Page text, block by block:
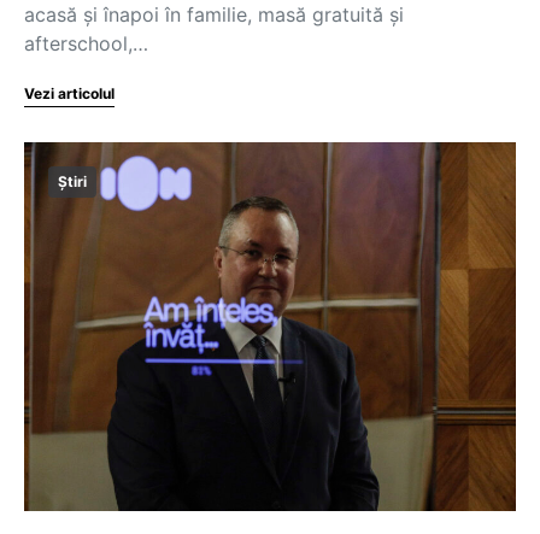
acasă și înapoi în familie, masă gratuită și
afterschool,…
Vezi articolul
Știri